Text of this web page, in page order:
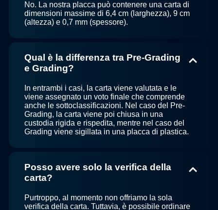
No. La nostra placca può contenere una carta di
dimensioni massime di 6,4 cm (larghezza), 9 cm
(altezza) e 0,7 mm (spessore).
Qual è la differenza tra Pre-Grading
e Grading?
In entrambi i casi, la carta viene valutata e le
viene assegnato un voto finale che comprende
anche le sottoclassificazioni. Nel caso del Pre-
Grading, la carta viene poi chiusa in una
custodia rigida e rispedita, mentre nel caso del
Grading viene sigillata in una placca di plastica.
Posso avere solo la verifica della
carta?
Purtroppo, al momento non offriamo la sola
verifica della carta. Tuttavia, è possibile ordinare